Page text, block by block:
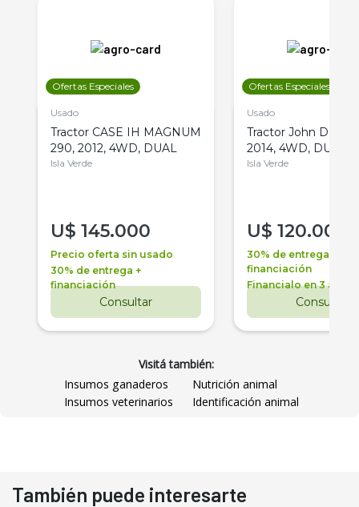
Ofertas Especiales
Usado
Tractor CASE IH MAGNUM
290, 2012, 4WD, DUAL
Isla Verde
U$ 145.000
Precio oferta sin usado
30% de entrega +
financiación
Consultar
Ofertas Especiales
Usado
Tractor John Deere
2014, 4WD, DUAL
Isla Verde
U$ 120.000
30% de entrega +
financiación
Financialo en 3 años
Consultar
Visitá también:
Insumos ganaderos
Nutrición animal
Insumos veterinarios
Identificación animal
También puede interesarte